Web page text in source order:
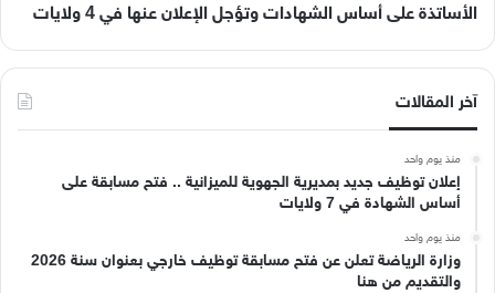
الأساتذة على أساس الشهادات وتؤجل الإعلان عنها في 4 ولايات
آخر المقالات
منذ يوم واحد
إعلان توظيف جديد بمديرية الجهوية للميزانية .. فتح مسابقة على
أساس الشهادة في 7 ولايات
منذ يوم واحد
وزارة الرياضة تعلن عن فتح مسابقة توظيف خارجي بعنوان سنة 2026
والتقديم من هنا